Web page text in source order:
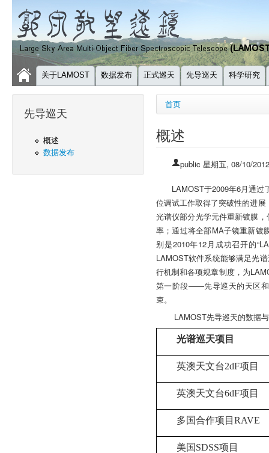
关于LAMOST 数据发布 正式巡天 先导巡天 科学研究
先导巡天
概述
数据发布
你在这里
首页
概述
public 星期五, 08/10/
LAMOST于2009年6月通过
位调试工作取得了突破性的进
光谱仪部分光学元件重新镀膜
率；通过将全部MA子镜重新镀
别是2010年12月成功召开的
LAMOST软件系统能够满足光
行机制和各项规章制度，为
第一阶段——先导巡天的天区和
束。
LAMOST先导巡天的数据
光谱巡天项目
英澳天文台2dF项目
英澳天文台6dF项目
多国合作项目RAVE
美国 SDSS项目